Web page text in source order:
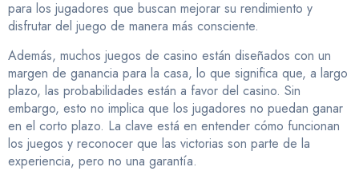
para los jugadores que buscan mejorar su rendimiento y
disfrutar del juego de manera más consciente.
Además, muchos juegos de casino están diseñados con un
margen de ganancia para la casa, lo que significa que, a largo
plazo, las probabilidades están a favor del casino. Sin
embargo, esto no implica que los jugadores no puedan ganar
en el corto plazo. La clave está en entender cómo funcionan
los juegos y reconocer que las victorias son parte de la
experiencia, pero no una garantía.